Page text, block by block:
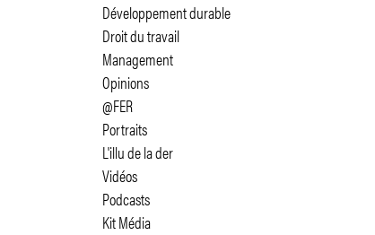
Développement durable
Droit du travail
Management
Opinions
@FER
Portraits
L'illu de la der
Vidéos
Podcasts
Kit Média